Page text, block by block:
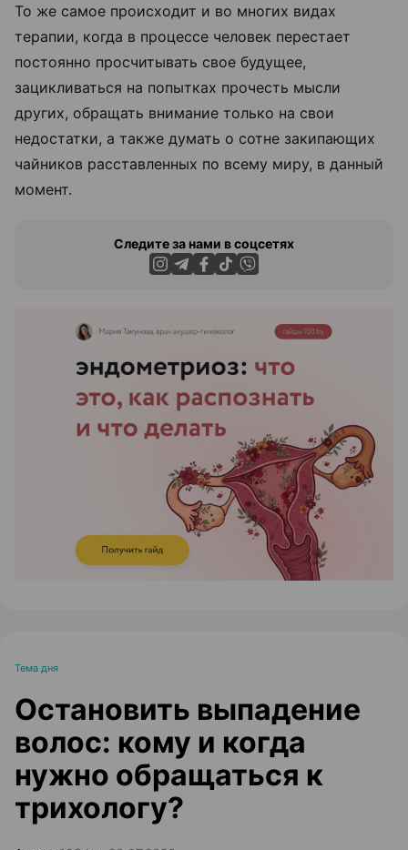
То же самое происходит и во многих видах
терапии, когда в процессе человек перестает
постоянно просчитывать свое будущее,
зацикливаться на попытках прочесть мысли
других, обращать внимание только на свои
недостатки, а также думать о сотне закипающих
чайников расставленных по всему миру, в данный
момент.
Следите за нами в соцсетях
ЭФФЕКТИВНАЯ РЕКЛАМА НА САЙТЕ
Тема дня
Остановить выпадение
волос: кому и когда
нужно обращаться к
трихологу?